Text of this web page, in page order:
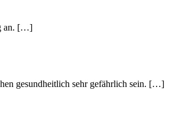
an. […]
gesundheitlich sehr gefährlich sein. […]